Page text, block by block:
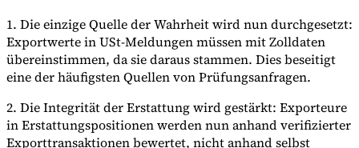
1. Die einzige Quelle der Wahrheit wird nun durchgesetzt:
Exportwerte in USt-Meldungen müssen mit Zolldaten
übereinstimmen, da sie daraus stammen. Dies beseitigt
eine der häufigsten Quellen von Prüfungsanfragen.
2. Die Integrität der Erstattung wird gestärkt: Exporteure
in Erstattungspositionen werden nun anhand verifizierter
Exporttransaktionen bewertet, nicht anhand selbst